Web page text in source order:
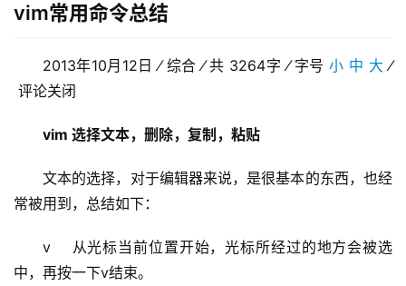
vim常用命令总结
2013年10月12日 ⁄ 综合 ⁄ 共 3264字 ⁄ 字号 小 中 大 ⁄
评论关闭
vim 选择文本，删除，复制，粘贴
文本的选择，对于编辑器来说，是很基本的东西，也经
常被用到，总结如下：
v    从光标当前位置开始，光标所经过的地方会被选
中，再按一下v结束。